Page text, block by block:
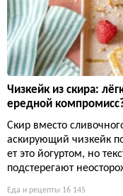
Чизкейк из скира:
ередной
Скир вместо
аскирующий чизкейк
ет это йогуртом, но
подстерегают
Еда и рецепты 16 145